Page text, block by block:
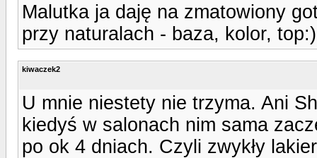
Malutka ja daję na zmatowiony
przy naturalach - baza, kolor, top:)
kiwaczek2
U mnie niestety nie trzyma. Ani
kiedyś w salonach nim sama
po ok 4 dniach. Czyli zwykły